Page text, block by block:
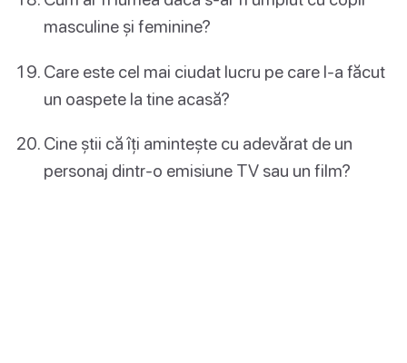
masculine și feminine?
Care este cel mai ciudat lucru pe care l-a făcut
un oaspete la tine acasă?
Cine știi că îți amintește cu adevărat de un
personaj dintr-o emisiune TV sau un film?